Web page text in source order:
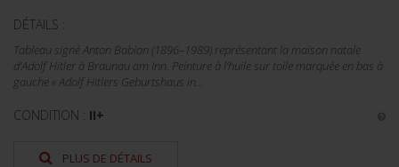
DÉTAILS :
Tableau signé Anton Babion (1896–1989) représentant la maison natale
d’Adolf Hitler à Braunau am Inn. Peinture à l’huile sur toile marquée en bas à
gauche « Adolf Hitlers Geburtshaus in...
CONDITION : II+
PLUS DE DÉTAILS